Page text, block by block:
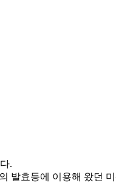
.
발효등에 이용해 왔던